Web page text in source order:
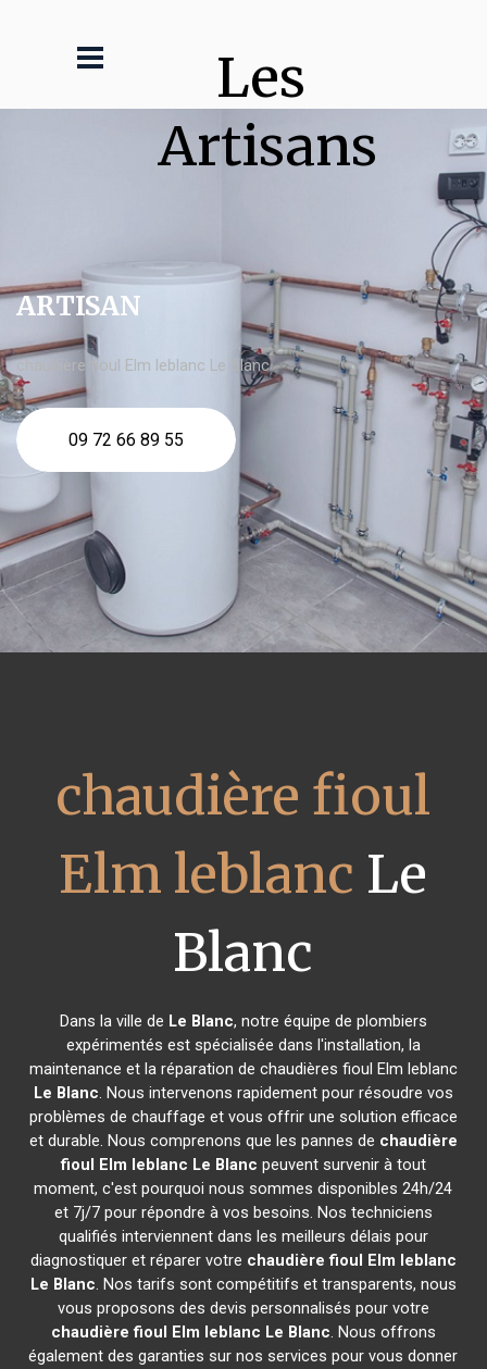
Les
Artisans
ARTISAN
chaudière fioul Elm leblanc Le Blanc
09 72 66 89 55
chaudière fioul
Elm leblanc Le
Blanc
Dans la ville de Le Blanc, notre équipe de plombiers
expérimentés est spécialisée dans l'installation, la
maintenance et la réparation de chaudières fioul Elm leblanc
Le Blanc. Nous intervenons rapidement pour résoudre vos
problèmes de chauffage et vous offrir une solution efficace
et durable. Nous comprenons que les pannes de chaudière
fioul Elm leblanc Le Blanc peuvent survenir à tout
moment, c'est pourquoi nous sommes disponibles 24h/24
et 7j/7 pour répondre à vos besoins. Nos techniciens
qualifiés interviennent dans les meilleurs délais pour
diagnostiquer et réparer votre chaudière fioul Elm leblanc
Le Blanc. Nos tarifs sont compétitifs et transparents, nous
vous proposons des devis personnalisés pour votre
chaudière fioul Elm leblanc Le Blanc. Nous offrons
également des garanties sur nos services pour vous donner